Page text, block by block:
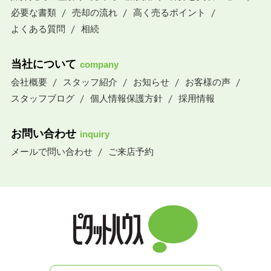
必要な書類
売却の流れ
高く売るポイント
よくある質問
相続
当社について company
会社概要
スタッフ紹介 お知らせ
お客様の声
スタッフブログ
個人情報保護方針 採用情報
お問い合わせ inquiry
メールで問い合わせ
ご来店予約